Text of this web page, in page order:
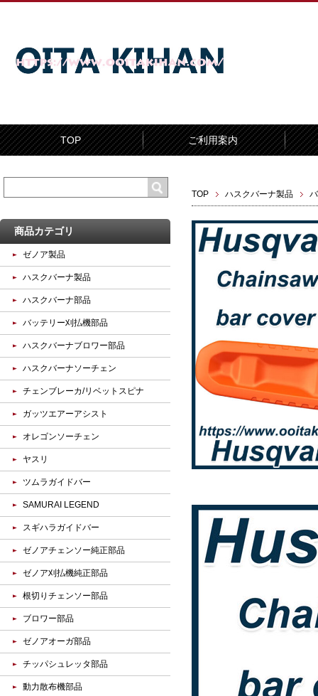
TOP ご利用案内
TOP ハスクバーナ製品
商品カテゴリ
ゼノア製品
ハスクバーナ製品
ハスクバーナ部品
バッテリー刈払機部品
ハスクバーナブロワー部品
ハスクバーナソーチェン
チェンブレーカ/リベットスピナ
ガッツエアーアシスト
オレゴンソーチェン
ヤスリ
ツムラガイドバー
SAMURAI LEGEND
スギハラガイドバー
ゼノアチェンソー純正部品
ゼノア刈払機純正部品
根切りチェンソー部品
ブロワー部品
ゼノアオーガ部品
チッパシュレッタ部品
動力散布機部品